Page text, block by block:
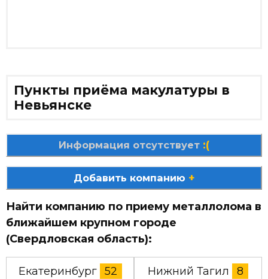
Пункты приёма макулатуры в
Невьянске
Информация отсутствует :(
Добавить компанию +
Найти компанию по приему металлолома в
ближайшем крупном городе
(Свердловская область):
Екатеринбург 52 Нижний Тагил 8